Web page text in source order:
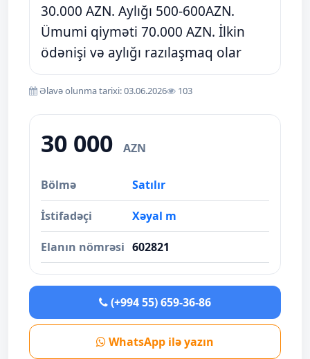
30.000 AZN. Aylığı 500-600AZN.
Ümumi qiyməti 70.000 AZN. İlkin
ödənişi və aylığı razılaşmaq olar
Əlavə olunma tarixi: 03.06.2026 103
30 000 AZN
Bölmə Satılır
İstifadəçi Xəyal m
Elanın nömrəsi 602821
(+994 55) 659-36-86
WhatsApp ilə yazın